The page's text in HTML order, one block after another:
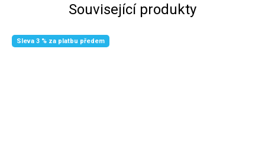
Související produkty
Sleva 3 % za platbu předem